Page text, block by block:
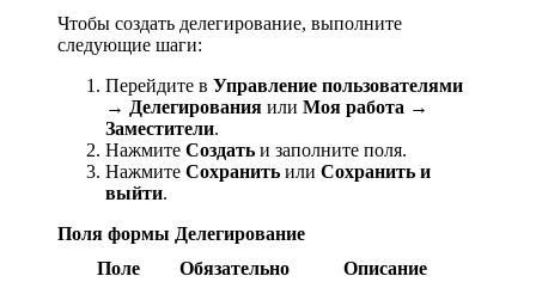
Чтобы создать делегирование, выполните
следующие шаги:
Перейдите в Управление пользователями
→ Делегирования или Моя работа →
Заместители.
Нажмите Создать и заполните поля.
Нажмите Сохранить или Сохранить и
выйти.
Поля формы Делегирование
Поле
Обязательно Описание